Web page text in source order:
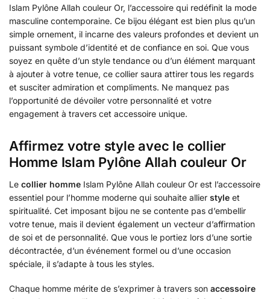
Islam Pylône Allah couleur Or, l’accessoire qui redéfinit la mode
masculine contemporaine. Ce bijou élégant est bien plus qu’un
simple ornement, il incarne des valeurs profondes et devient un
puissant symbole d’identité et de confiance en soi. Que vous
soyez en quête d’un style tendance ou d’un élément marquant
à ajouter à votre tenue, ce collier saura attirer tous les regards
et susciter admiration et compliments. Ne manquez pas
l’opportunité de dévoiler votre personnalité et votre
engagement à travers cet accessoire unique.
Affirmez votre style avec le collier
Homme Islam Pylône Allah couleur Or
Le collier homme Islam Pylône Allah couleur Or est l’accessoire
essentiel pour l’homme moderne qui souhaite allier style et
spiritualité. Cet imposant bijou ne se contente pas d’embellir
votre tenue, mais il devient également un vecteur d’affirmation
de soi et de personnalité. Que vous le portiez lors d’une sortie
décontractée, d’un événement formel ou d’une occasion
spéciale, il s’adapte à tous les styles.
Chaque homme mérite de s’exprimer à travers son accessoire